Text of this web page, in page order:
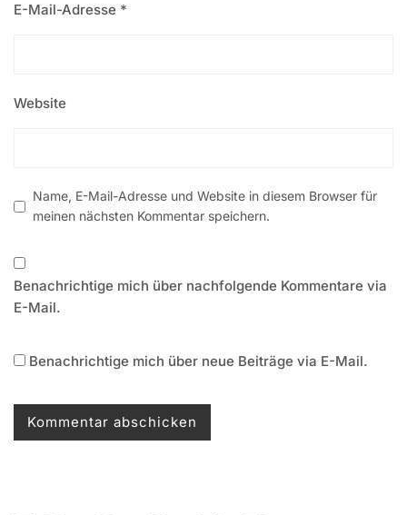
E-Mail-Adresse *
Website
Name, E-Mail-Adresse und Website in diesem Browser für
meinen nächsten Kommentar speichern.
Benachrichtige mich über nachfolgende Kommentare via
E-Mail.
Benachrichtige mich über neue Beiträge via E-Mail.